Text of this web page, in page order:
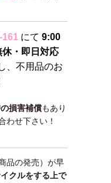
161 にて 9:00
休・即日対応
、不用品のお
損害補償もあり
わせ下さい！
品の発売）が早
クルをする上で